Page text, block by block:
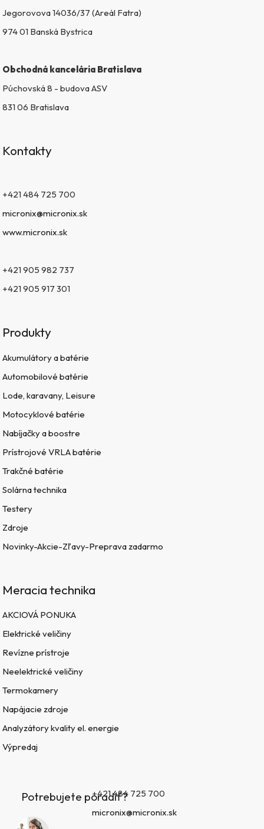
v
u
Jegorovova 14036/37 (Areál Fatra)
974 01 Banská Bystrica
Obchodná kancelária Bratislava
Púchovská 8 - budova ASV
831 06 Bratislava
Kontakty
+421 484 725 700
micronix@micronix.sk
www.micronix.sk
+421 905 982 737
+421 905 917 301
Produkty
Akumulátory a batérie
Automobilové batérie
Lode, karavany, Leisure
Motocyklové batérie
Nabíjačky a boostre
Prístrojové VRLA batérie
Trakčné batérie
Solárna technika
Testery
Zdroje
Novinky-Akcie-Zľavy-Preprava zadarmo
Meracia technika
AKCIOVÁ PONUKA
Elektrické veličiny
Revízne prístroje
Neelektrické veličiny
Termokamery
Napájacie zdroje
Analyzátory kvality el. energie
Výpredaj
Potrebujete poradiť?+421 484 725 700
micronix@micronix.sk